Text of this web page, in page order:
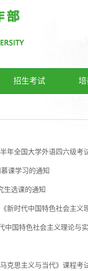
招生考试 培
年全国大学外语四六级考
课学习的通知
生选课的通知
新时代中国特色社会主义
中国特色社会主义理论与
克思主义与当代》课程考